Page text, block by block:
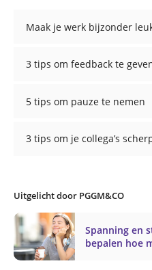
Maak je werk bijzonder
3 tips om feedback te
5 tips om pauze te nemen
3 tips om je collega’s
Uitgelicht door PGGM&CO
Spanning en
bepalen hoe